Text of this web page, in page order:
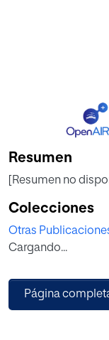
Resumen
[Resumen no
Colecciones
Otras
Cargando...
Página